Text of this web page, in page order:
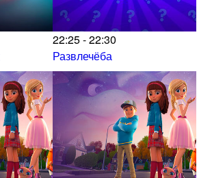
22:25 - 22:30
Развлечёба